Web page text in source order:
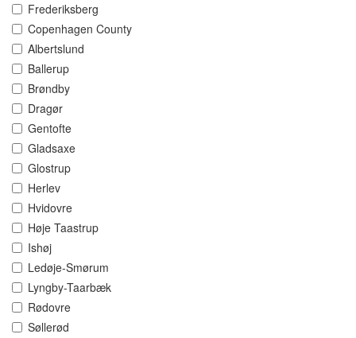
Frederiksberg
Copenhagen County
Albertslund
Ballerup
Brøndby
Dragør
Gentofte
Gladsaxe
Glostrup
Herlev
Hvidovre
Høje Taastrup
Ishøj
Ledøje-Smørum
Lyngby-Taarbæk
Rødovre
Søllerød